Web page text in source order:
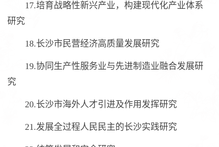
17.培育战略性新兴产业，构建现代化产业体系
研究
18.长沙市民营经济高质量发展研究
19.协同生产性服务业与先进制造业融合发展研
究
20.长沙市海外人才引进及作用发挥研究
21.发展全过程人民民主的长沙实践研究